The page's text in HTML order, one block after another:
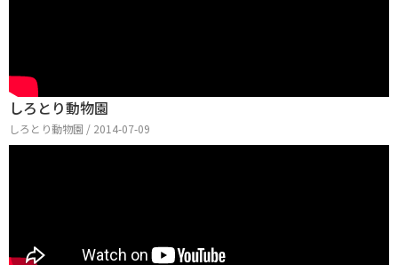
しろとり動物園
しろとり動物園 / 2014-07-09